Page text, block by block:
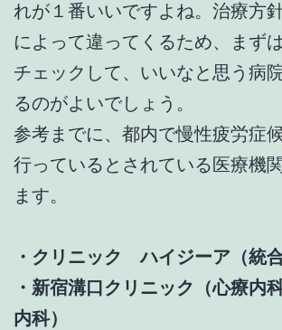
れが１番いいですよね。治療方
によって違ってくるため、まず
チェックして、いいなと思う病
るのがよいでしょう。
参考までに、都内で慢性疲労症
行っているとされている医療機
ます。
・クリニック ハイジーア（統合
・新宿溝口クリニック（心療内
内科）